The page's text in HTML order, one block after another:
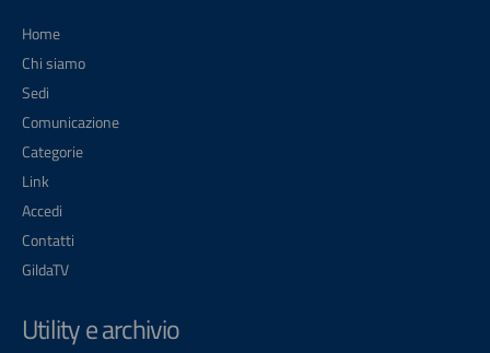
Home
Chi siamo
Sedi
Comunicazione
Categorie
Link
Accedi
Contatti
GildaTV
Utility e archivio